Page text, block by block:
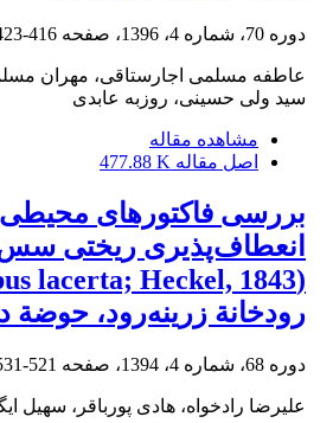
دوره 70، شماره 4، 1396، صفحه 416-423
عاطفه مسلمی اجارستاقی، مهران
سید ولی حسینی، روزبه عابدی
مشاهده مقاله
اصل مقاله 477.88 K
بررسی فاکتورهای محیطی
انعطاف‌پذیری ریختی
رودخانة زرینه‌رود، حوضة
دوره 68، شماره 4، 1394، صفحه 521-531
علیرضا رادخواه، هادی پورباقر، سهیل